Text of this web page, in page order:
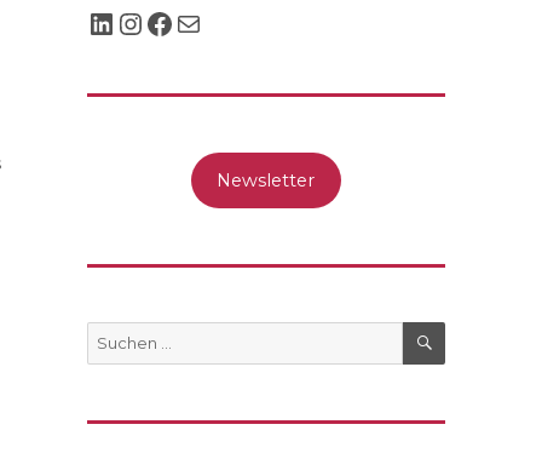
LinkedIn
Instagram
Facebook
Mail
Newsletter
Suche
nach:
SUCHEN